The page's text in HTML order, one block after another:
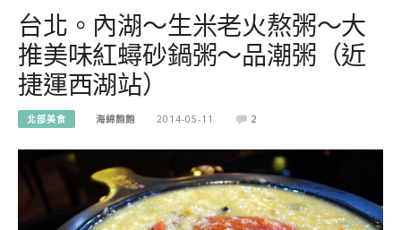
台北。內湖～生米老火熬粥～大
推美味紅蟳砂鍋粥～品潮粥（近
捷運西湖站）
北部美食 海綿飽飽 2014-05-11 2